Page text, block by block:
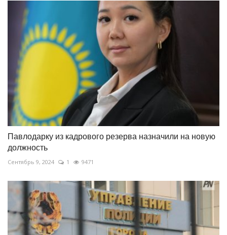
Павлодарку из кадрового резерва назначили на новую
должность
Сентябрь 9, 2024 1 9471